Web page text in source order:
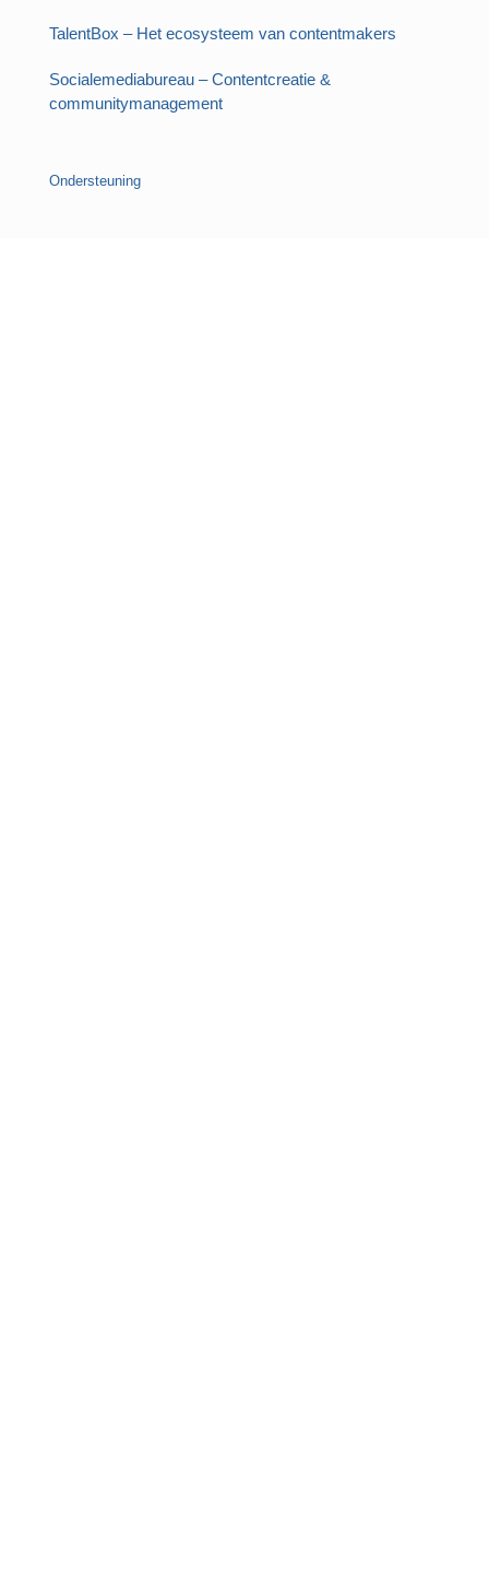
TalentBox – Het ecosysteem van contentmakers
Socialemediabureau – Contentcreatie &
communitymanagement
Ondersteuning